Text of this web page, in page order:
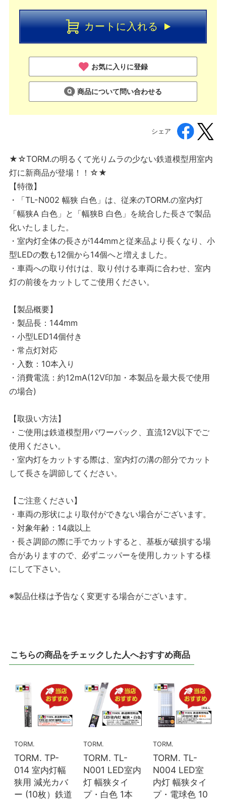
カートに入れる
お気に入りに登録
商品について問い合わせる
シェア
★☆TORM.の明るくて光りムラの少ない鉄道模型用室内
灯に新商品が登場！！☆★
【特徴】
・「TL-N002 幅狭 白色」は、従来のTORM.の室内灯
「幅狭A 白色」と「幅狭B 白色」を統合した長さで製品
化いたしました。
・室内灯全体の長さが144mmと従来品より長くなり、小
型LEDの数も12個から14個へと増えました。
・車両への取り付けは、取り付ける車両に合わせ、室内
灯の前後をカットしてご使用ください。
【製品概要】
・製品長：144mm
・小型LED14個付き
・常点灯対応
・入数：10本入り
・消費電流：約12mA(12V印加・本製品を最大長で使用
の場合)
【取扱い方法】
・ご使用は鉄道模型用パワーパック、直流12V以下でご
使用ください。
・室内灯をカットする際は、室内灯の溝の部分でカット
して長さを調節してください。
【ご注意ください】
・車両の形状により取付ができない場合がございます。
・対象年齢：14歳以上
・長さ調節の際に手でカットすると、基板が破損する場
合がありますので、必ずニッパーを使用しカットする様
にして下さい。
※製品仕様は予告なく変更する場合がございます。
こちらの商品をチェックした人へおすすめ商品
TORM.
TORM. TP-
014 室内灯幅
狭用 減光カバ
ー (10枚）鉄道
TORM.
TORM. TL-
N001 LED室内
灯 幅狭タイ
プ・白色 1本
TORM.
TORM. TL-
N004 LED室
内灯 幅狭タイ
プ・電球色 10